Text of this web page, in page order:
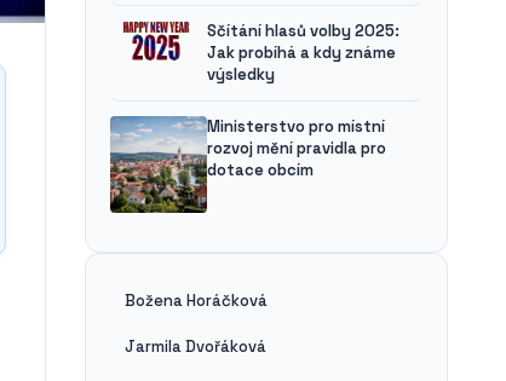
Sčítání hlasů volby 2025:
Jak probíhá a kdy známe
výsledky
Ministerstvo pro místní
rozvoj mění pravidla pro
dotace obcím
Božena Horáčková
Jarmila Dvořáková